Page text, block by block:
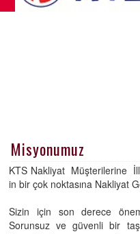
Misyonumuz
KTS Nakliyat Müşterilerine
in bir çok noktasına Nakliyat
Sizin için son derece
Sorunsuz ve güvenli bir